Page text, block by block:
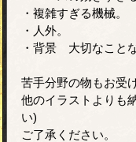
・複雑すぎる機械。
・人外。
・背景 大切なこと
苦手分野の物もお受
他のイラストよりも
い)
ご了承ください。